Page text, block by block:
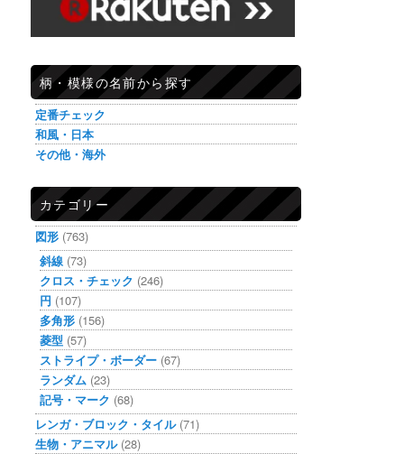
柄・模様の名前から探す
定番チェック
和風・日本
その他・海外
カテゴリー
図形 (763)
斜線 (73)
クロス・チェック (246)
円 (107)
多角形 (156)
菱型 (57)
ストライプ・ボーダー (67)
ランダム (23)
記号・マーク (68)
レンガ・ブロック・タイル(71)
生物・アニマル(28)